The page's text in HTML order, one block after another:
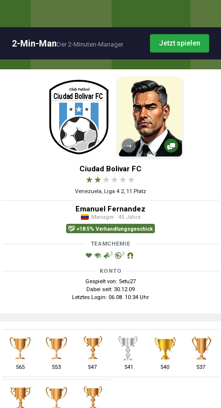
2-Min-ManDer 2-Minuten-Manager Jetzt spielen
→
Ciudad Bolivar FC
★★★ ★ ★ ★
Venezuela, Liga 4.2, 11.Platz
Emanuel Fernandez
Manager · 45 Jahre
+18.5% Verhandlungsgeschick
TEAMCHEMIE
3 3
KONTO
Gespielt von: Setu27
Dabei seit: 30.12.09
Letztes Login: 06.08. 10:34 Uhr
S65 S53 S47 S41 S40 S37